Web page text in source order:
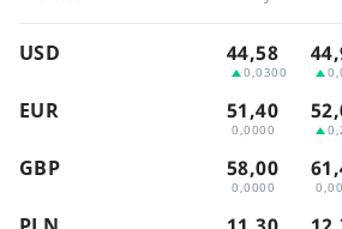
USD 44,58
0,0300
EUR 51,40
0,0000
GBP 58,00
0,0000